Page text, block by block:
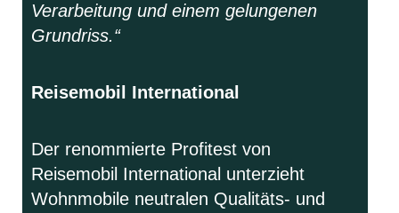
Verarbeitung und einem gelungenen
Grundriss.“
Reisemobil International
Der renommierte Profitest von
Reisemobil International unterzieht
Wohnmobile neutralen Qualitäts- und